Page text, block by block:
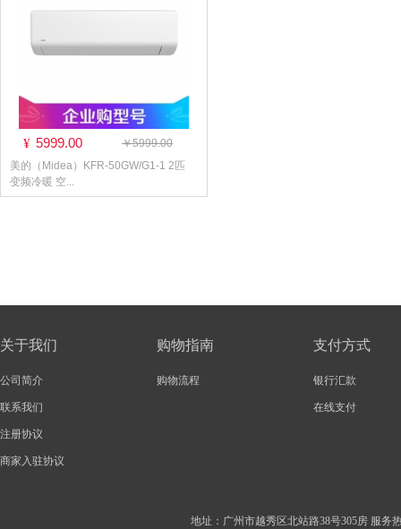
¥ 5999.00
￥5999.00
美的（Midea）KFR-50GW/G1-1 2匹
变频冷暖 空...
关于我们
公司简介
联系我们
注册协议
商家入驻协议
购物指南
购物流程
支付方式
银行汇款
在线支付
地址： 广州市越秀区北站路38号305房 服务